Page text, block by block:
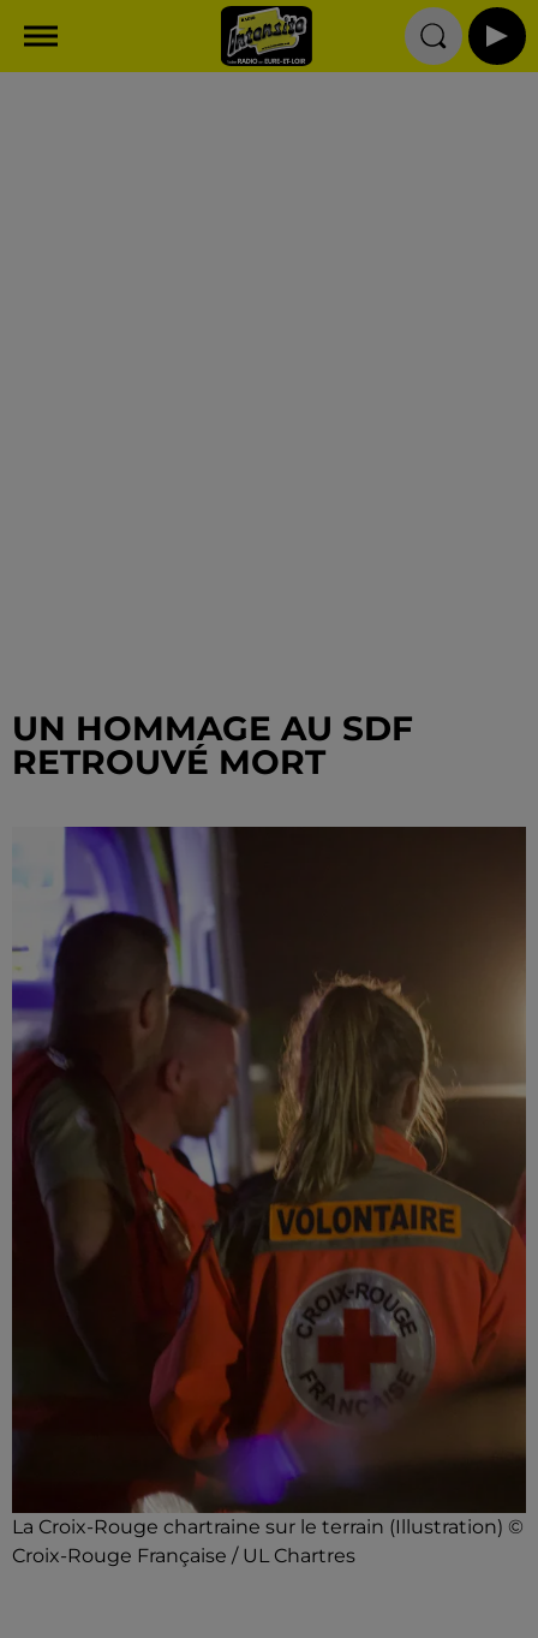
UN HOMMAGE AU SDF
RETROUVÉ MORT
La Croix-Rouge chartraine sur le terrain (Illustration) ©
Croix-Rouge Française / UL Chartres